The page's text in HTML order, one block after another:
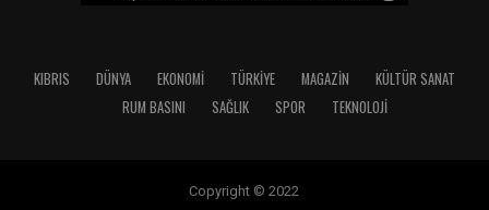
KIBRIS DÜNYA EKONOMI TÜRKIYE MAGAZIN
KÜLTÜR SANAT
RUM BASINI
SAĞLIK SPOR TEKNOLOJI
Copyright © 2022